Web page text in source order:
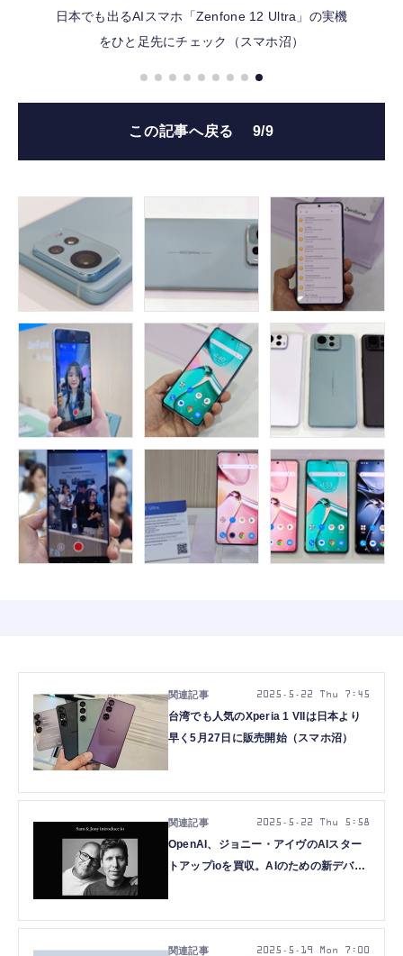
日本でも出るAIスマホ「Zenfone 12 Ultra」の実機
をひと足先にチェック（スマホ沼）
この記事へ戻る 9/9
台湾でも人気のXperia 1 VIIは日本より
早く5月27日に販売開始（スマホ沼）
2025.5.22 Thu 7:45
OpenAI、ジョニー・アイヴのAIスター
トアップioを買収。AIのための新デバイ
2025.5.22 Thu 5:58
2025.5.19 Mon 7:00